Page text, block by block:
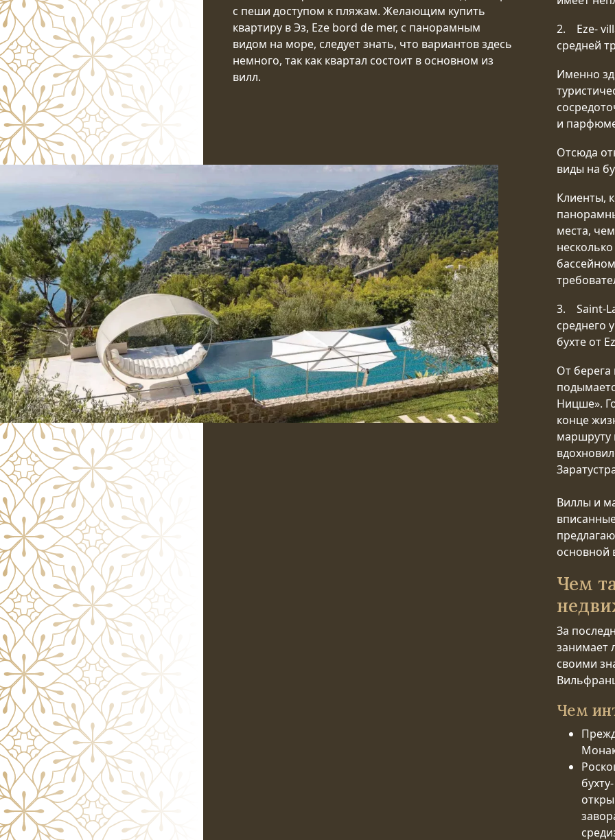
с пеши доступом к пляжам. Желающим купить
квартиру в Эз, Eze bord de mer, с панорамным
видом на море, следует знать, что вариантов здесь
немного, так как квартал состоит в основном из
вилл.
2. Eze-
средней
Именно
и
Отсюда
виды на
Клиенты,
места,
3. Saint-
среднего
бухте от
От
Ницше».
конце
маршруту
Виллы и
основной
Чем
За
занимает
своими
Чем